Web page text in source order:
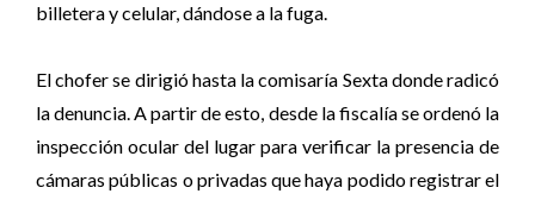
billetera y celular, dándose a la fuga.
El chofer se dirigió hasta la comisaría Sexta donde radicó
la denuncia. A partir de esto, desde la fiscalía se ordenó la
inspección ocular del lugar para verificar la presencia de
cámaras públicas o privadas que haya podido registrar el